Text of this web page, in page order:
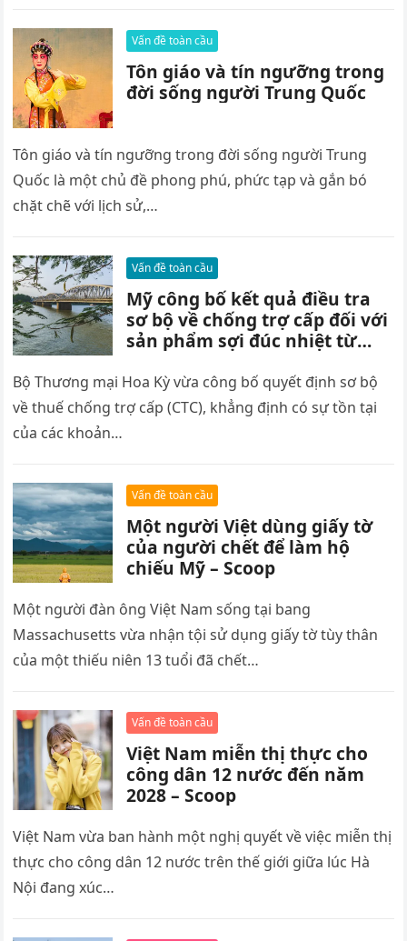
Vấn đề toàn cầu
Tôn giáo và tín ngưỡng trong
đời sống người Trung Quốc
Tôn giáo và tín ngưỡng trong đời sống người Trung
Quốc là một chủ đề phong phú, phức tạp và gắn bó
chặt chẽ với lịch sử,…
Vấn đề toàn cầu
Mỹ công bố kết quả điều tra
sơ bộ về chống trợ cấp đối với
sản phẩm sợi đúc nhiệt từ
Bộ Thương mại Hoa Kỳ vừa công bố quyết định sơ bộ
về thuế chống trợ cấp (CTC), khẳng định có sự tồn tại
của các khoản…
Vấn đề toàn cầu
Một người Việt dùng giấy tờ
của người chết để làm hộ
chiếu Mỹ – Scoop
Một người đàn ông Việt Nam sống tại bang
Massachusetts vừa nhận tội sử dụng giấy tờ tùy thân
của một thiếu niên 13 tuổi đã chết…
Vấn đề toàn cầu
Việt Nam miễn thị thực cho
công dân 12 nước đến năm
2028 – Scoop
Việt Nam vừa ban hành một nghị quyết về việc miễn thị
thực cho công dân 12 nước trên thế giới giữa lúc Hà
Nội đang xúc…